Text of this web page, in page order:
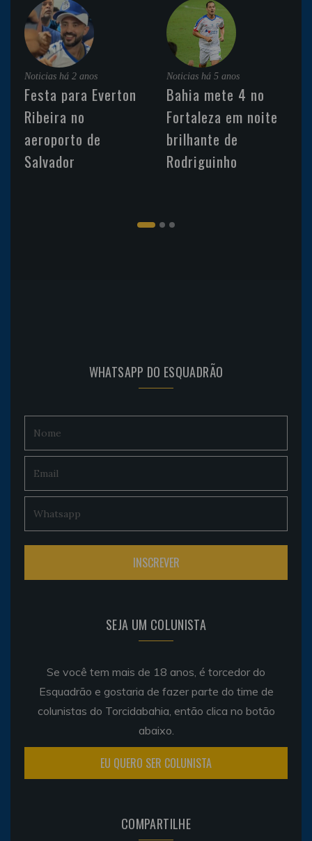
Noticias há 2 anos
Festa para Everton
Ribeira no
aeroporto de
Salvador
Noticias há 5 anos
Bahia mete 4 no
Fortaleza em noite
brilhante de
Rodriguinho
WHATSAPP DO ESQUADRÃO
SEJA UM COLUNISTA
Se você tem mais de 18 anos, é torcedor do
Esquadrão e gostaria de fazer parte do time de
colunistas do Torcidabahia, então clica no botão
abaixo.
EU QUERO SER COLUNISTA
COMPARTILHE